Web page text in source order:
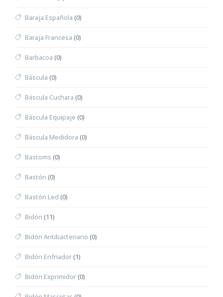
Baraja Española (0)
Baraja Francesa (0)
Barbacoa (0)
Báscula (0)
Báscula Cuchara (0)
Báscula Equipaje (0)
Báscula Medidora (0)
Bastoms (0)
Bastón (0)
Bastón Led (0)
Bidón (11)
Bidón Antibacteriano (0)
Bidón Enfriador(1)
Bidón Exprimidor(0)